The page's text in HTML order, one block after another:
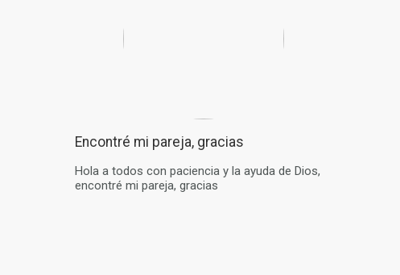
Encontré mi pareja, gracias
Hola a todos con paciencia y la ayuda de Dios,
encontré mi pareja, gracias